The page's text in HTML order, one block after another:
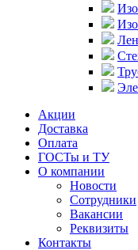
Акции
Доставка
Оплата
ГОСТы и ТУ
О компании
Новости
Сотрудники
Вакансии
Реквизиты
Контакты